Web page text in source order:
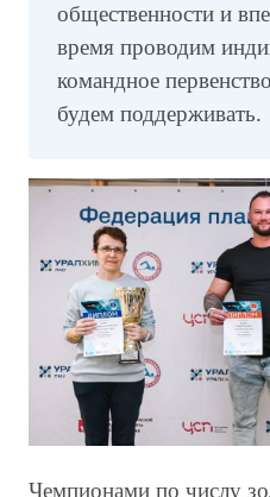
общественности и
время проводим
командное
будем поддерживать.
Чемпионами по числу